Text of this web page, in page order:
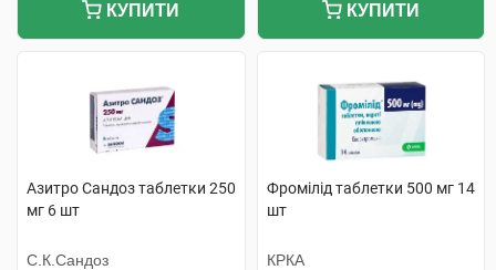
КУПИТИ КУПИТИ
Азитро Сандоз таблетки 250
мг 6 шт
С.К.Сандоз
Фромілід таблетки 500 мг 14
шт
КРКА